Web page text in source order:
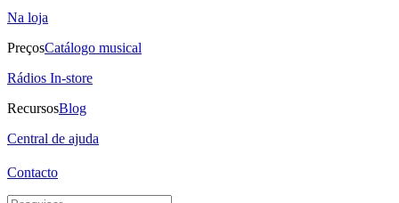
Na loja
PreçosCatálogo musical
Rádios In-store
RecursosBlog
Central de ajuda
Contacto